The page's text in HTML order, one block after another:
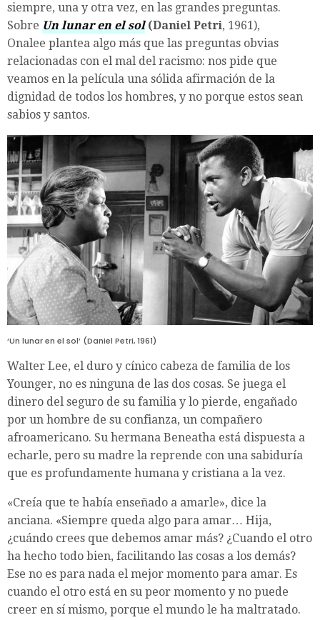
siempre, una y otra vez, en las grandes preguntas.
Sobre Un lunar en el sol (Daniel Petri, 1961),
Onalee plantea algo más que las preguntas obvias
relacionadas con el mal del racismo: nos pide que
veamos en la película una sólida afirmación de la
dignidad de todos los hombres, y no porque estos sean
sabios y santos.
‘Un lunar en el sol’ (Daniel Petri, 1961)
Walter Lee, el duro y cínico cabeza de familia de los
Younger, no es ninguna de las dos cosas. Se juega el
dinero del seguro de su familia y lo pierde, engañado
por un hombre de su confianza, un compañero
afroamericano. Su hermana Beneatha está dispuesta a
echarle, pero su madre la reprende con una sabiduría
que es profundamente humana y cristiana a la vez.
«Creía que te había enseñado a amarle», dice la
anciana. «Siempre queda algo para amar… Hija,
¿cuándo crees que debemos amar más? ¿Cuando el otro
ha hecho todo bien, facilitando las cosas a los demás?
Ese no es para nada el mejor momento para amar. Es
cuando el otro está en su peor momento y no puede
creer en sí mismo, porque el mundo le ha maltratado.